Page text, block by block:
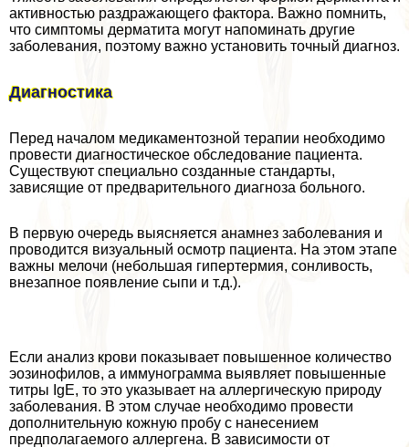
активностью раздражающего фактора. Важно помнить,
что симптомы дерматита могут напоминать другие
заболевания, поэтому важно установить точный диагноз.
Диагностика
Перед началом медикаментозной терапии необходимо
провести диагностическое обследование пациента.
Существуют специально созданные стандарты,
зависящие от предварительного диагноза больного.
В первую очередь выясняется анамнез заболевания и
проводится визуальный осмотр пациента. На этом этапе
важны мелочи (небольшая гипертермия, сонливость,
внезапное появление сыпи и т.д.).
Если анализ крови показывает повышенное количество
эозинофилов, а иммунограмма выявляет повышенные
титры IgE, то это указывает на аллергическую природу
заболевания. В этом случае необходимо провести
дополнительную кожную пробу с нанесением
предполагаемого аллергена. В зависимости от